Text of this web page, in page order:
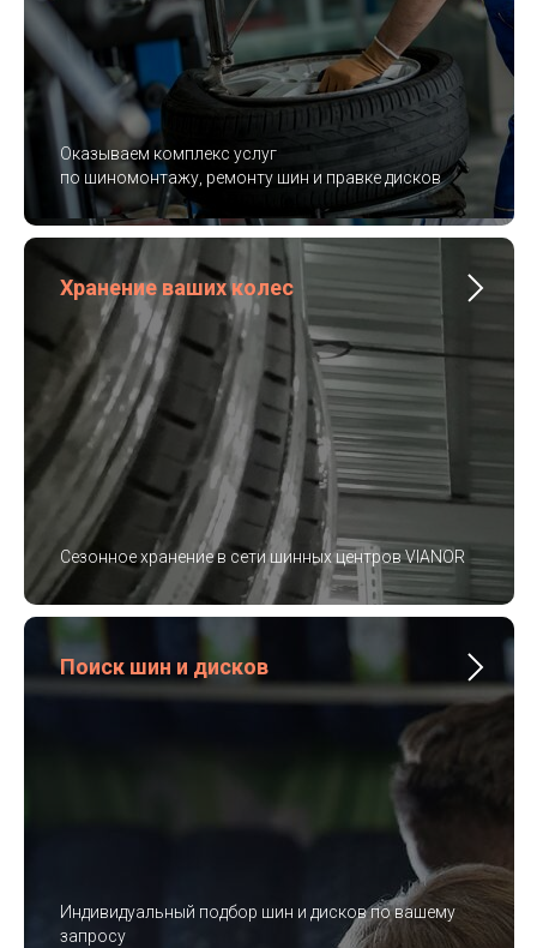
Оказываем комплекс услуг
по шиномонтажу, ремонту шин и правке дисков
Хранение ваших колес
Сезонное хранение в сети шинных центров VIANOR
Поиск шин и дисков
Индивидуальный подбор шин и дисков по вашему
запросу